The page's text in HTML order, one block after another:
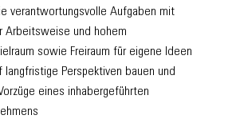
verantwortungsvolle Aufgaben mit
Arbeitsweise und hohem
sowie Freiraum für eigene Ideen
langfristige Perspektiven bauen und
eines inhabergeführten